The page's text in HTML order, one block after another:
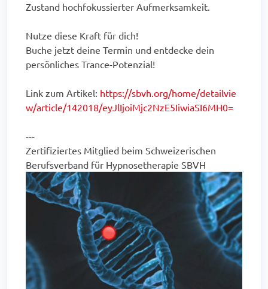
Zustand hochfokussierter Aufmerksamkeit.
Nutze diese Kraft für dich!
Buche jetzt deine Termin und entdecke dein
persönliches Trance-Potenzial!
Link zum Artikel: https://sbvh.org/home/detailvie
w/article/142018/eyJlIjoiMjc2NzE5IiwiaSI6MH0=
---
Zertifiziertes Mitglied beim Schweizerischen
Berufsverband für Hypnosetherapie SBVH